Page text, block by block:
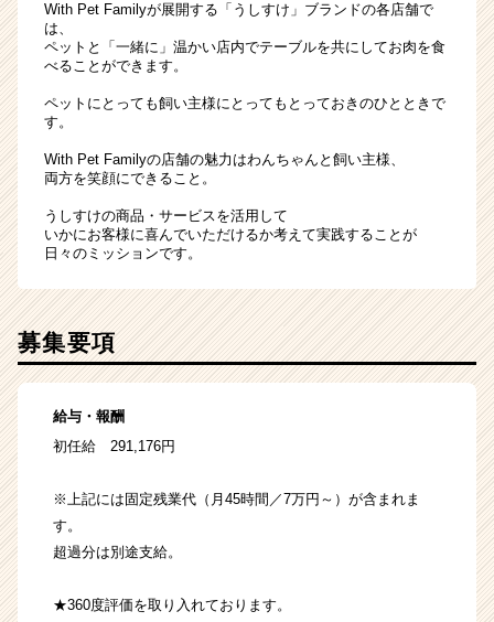
With Pet Familyが展開する「うしすけ」ブランドの各店舗で
は、
ペットと「一緒に」温かい店内でテーブルを共にしてお肉を食
べることができます。
ペットにとっても飼い主様にとってもとっておきのひとときで
す。
With Pet Familyの店舗の魅力はわんちゃんと飼い主様、
両方を笑顔にできること。
うしすけの商品・サービスを活用して
いかにお客様に喜んでいただけるか考えて実践することが
日々のミッションです。
募集要項
給与・報酬
初任給 291,176円
※上記には固定残業代（月45時間／7万円～）が含まれま
す。
超過分は別途支給。
★360度評価を取り入れております。